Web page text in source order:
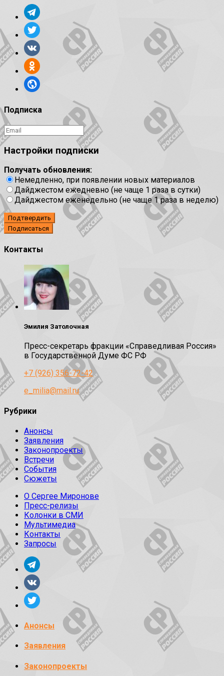
Подписка
Настройки подписки
Получать обновления:
Немедленно, при появлении новых материалов
Дайджестом ежедневно (не чаще 1 раза в сутки)
Дайджестом еженедельно (не чаще 1 раза в неделю)
Подтвердить
Контакты
Эмилия Затолочная
Пресс-секретарь фракции «Справедливая Россия»
в Государственной Думе ФС РФ
+7 (926) 356-72-42
e_milia@mail.ru
Рубрики
Анонсы
Заявления
Законопроекты
Встречи
События
Сюжеты
О Сергее Миронове
Пресс-релизы
Колонки в СМИ
Мультимедиа
Контакты
Запросы
Анонсы
Заявления
Законопроекты